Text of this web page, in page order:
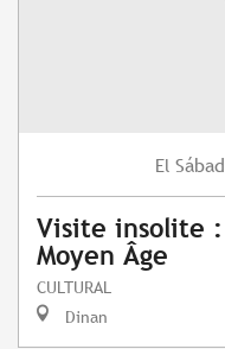
El
Visite insolite :
Moyen Âge
CULTURAL
Dinan